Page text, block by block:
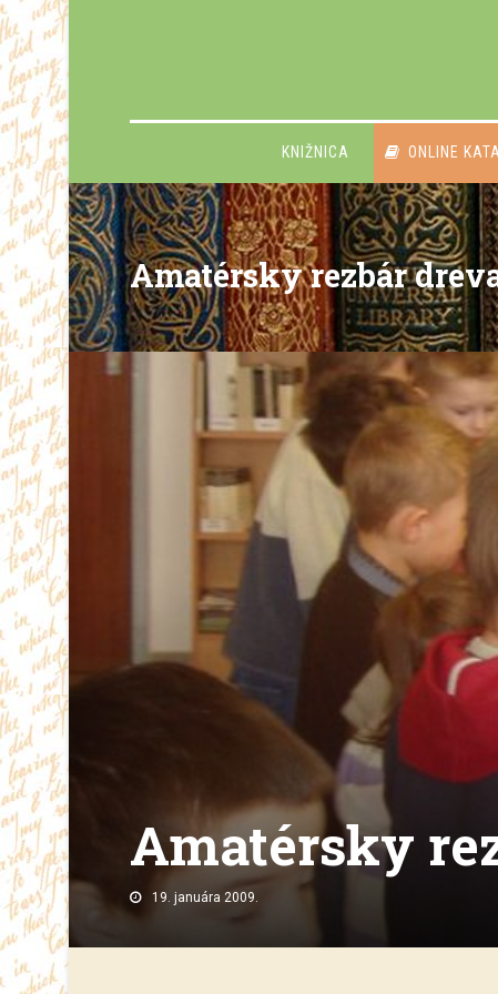
KNIŽNICA ONLINE
Amatérsky rezbár
Amatérsky
19. januára 2009.